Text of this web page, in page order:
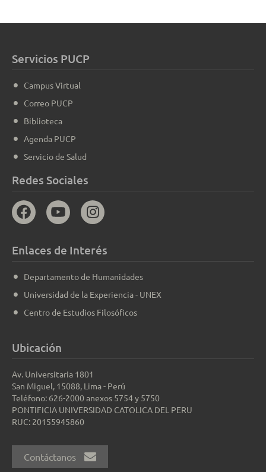
Servicios PUCP
Campus Virtual
Correo PUCP
Biblioteca
Agenda PUCP
Servicio de Salud
Redes Sociales
Enlaces de Interés
Departamento de Humanidades
Universidad de la Experiencia - UNEX
Centro de Estudios Filosóficos
Ubicación
Av. Universitaria 1801
San Miguel, 15088, Lima - Perú
Teléfono: 626-2000 anexos 5754 y 5750
PONTIFICIA UNIVERSIDAD CATOLICA DEL PERU
RUC: 20155945860
Contáctanos